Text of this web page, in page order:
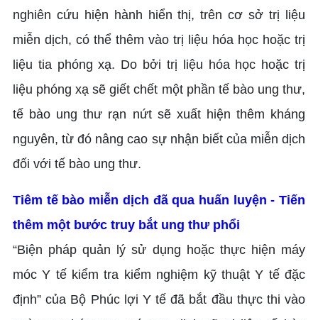
nghiên cứu hiện hành hiển thị, trên cơ sở trị liệu
miễn dịch, có thể thêm vào trị liệu hóa học hoặc trị
liệu tia phóng xạ. Do bởi trị liệu hóa học hoặc trị
liệu phóng xạ sẽ giết chết một phần tế bào ung thư,
tế bào ung thư rạn nứt sẽ xuất hiện thêm kháng
nguyên, từ đó nâng cao sự nhận biết của miễn dịch
đối với tế bào ung thư.
Tiêm tế bào miễn dịch đã qua huấn luyện - Tiến
thêm một bước truy bắt ung thư phổi
“Biện pháp quản lý sử dụng hoặc thực hiện máy
móc Y tế kiểm tra kiểm nghiệm kỹ thuật Y tế đặc
định” của Bộ Phúc lợi Y tế đã bắt đầu thực thi vào